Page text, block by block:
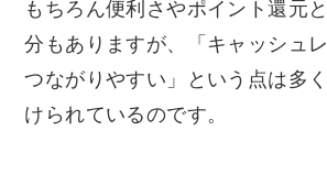
もちろん便利さやポイント還元
分もありますが、「キャッシュ
つながりやすい」という点は多
けられているのです。